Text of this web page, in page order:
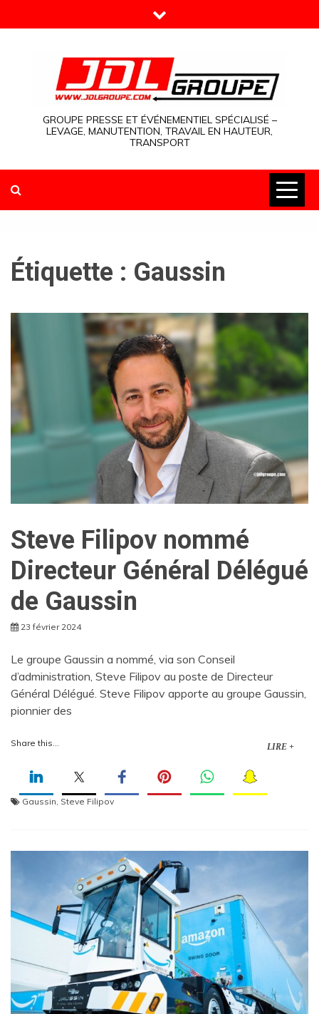
to
GROUPE PRESSE ET ÉVÉNEMENTIEL SPÉCIALISÉ –
LEVAGE, MANUTENTION, TRAVAIL EN HAUTEUR,
TRANSPORT
Étiquette : Gaussin
Steve Filipov nommé
Directeur Général Délégué
de Gaussin
23 février 2024
Le groupe Gaussin a nommé, via son Conseil
d’administration, Steve Filipov au poste de Directeur
Général Délégué. Steve Filipov apporte au groupe Gaussin,
pionnier des
Share this... LIRE +
Gaussin Steve Filipov